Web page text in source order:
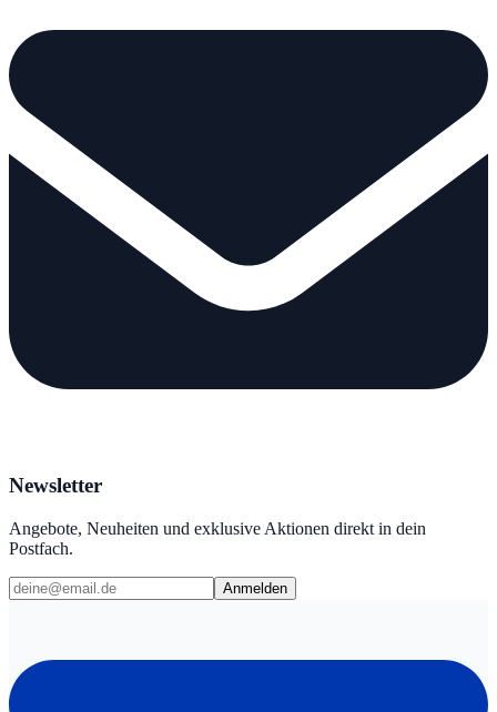
Newsletter
Angebote, Neuheiten und exklusive Aktionen direkt in dein
Postfach.
Anmelden